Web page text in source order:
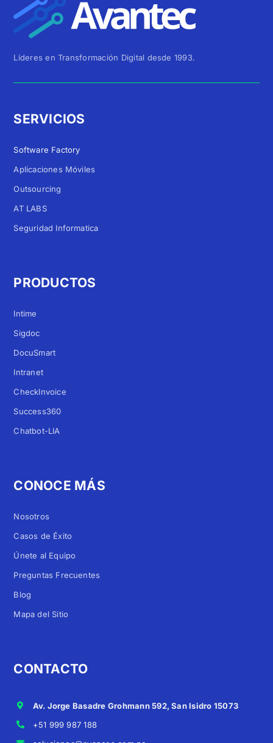
Líderes en Transformación Digital desde 1993.
SERVICIOS
Software Factory
Aplicaciones Móviles
Outsourcing
AT LABS
Seguridad Informatica
PRODUCTOS
Intime
Sigdoc
DocuSmart
Intranet
CheckInvoice
Success360
Chatbot-LIA
CONOCE MÁS
Nosotros
Casos de Éxito
Únete al Equipo
Preguntas Frecuentes
Blog
Mapa del Sitio
CONTACTO
Av. Jorge Basadre Grohmann 592, San Isidro 15073
+51 999 987 188